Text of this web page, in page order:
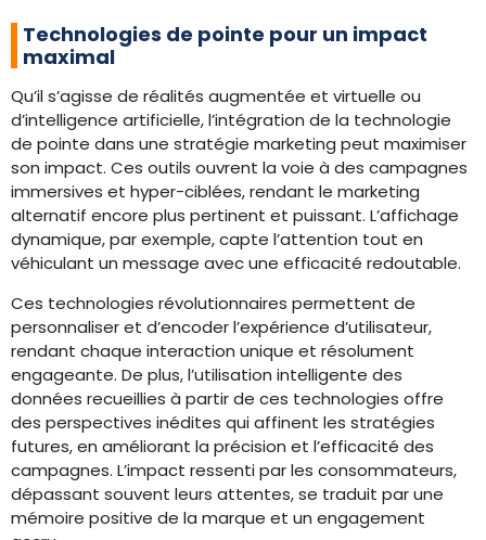
Technologies de pointe pour un impact
maximal
Qu’il s’agisse de réalités augmentée et virtuelle ou
d’intelligence artificielle, l’intégration de la technologie
de pointe dans une stratégie marketing peut maximiser
son impact. Ces outils ouvrent la voie à des campagnes
immersives et hyper-ciblées, rendant le marketing
alternatif encore plus pertinent et puissant. L’affichage
dynamique, par exemple, capte l’attention tout en
véhiculant un message avec une efficacité redoutable.
Ces technologies révolutionnaires permettent de
personnaliser et d’encoder l’expérience d’utilisateur,
rendant chaque interaction unique et résolument
engageante. De plus, l’utilisation intelligente des
données recueillies à partir de ces technologies offre
des perspectives inédites qui affinent les stratégies
futures, en améliorant la précision et l’efficacité des
campagnes. L’impact ressenti par les consommateurs,
dépassant souvent leurs attentes, se traduit par une
mémoire positive de la marque et un engagement